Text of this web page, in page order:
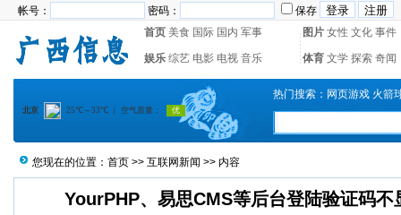
帐号： 密码：
保存
首页 美食 国际 国内 军事 图片 女性 文化 事件
娱乐 综艺 电影 电视 音乐 体育 文学 探索 奇闻
热门搜索： 网页游戏 火箭
您现在的位置： 首页 >> 互联网新闻 >> 内容
YourPHP、易思CMS等后台登陆验证码不